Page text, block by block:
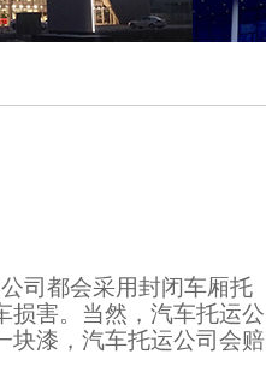
司都会采用封闭车厢托
损害。当然，汽车托运公
块漆，汽车托运公司会赔